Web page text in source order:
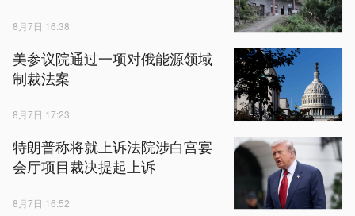
8月7日 16:38
美参议院通过一项对俄能源领域
制裁法案
8月7日 17:23
特朗普称将就上诉法院涉白宫宴
会厅项目裁决提起上诉
8月7日 16:52